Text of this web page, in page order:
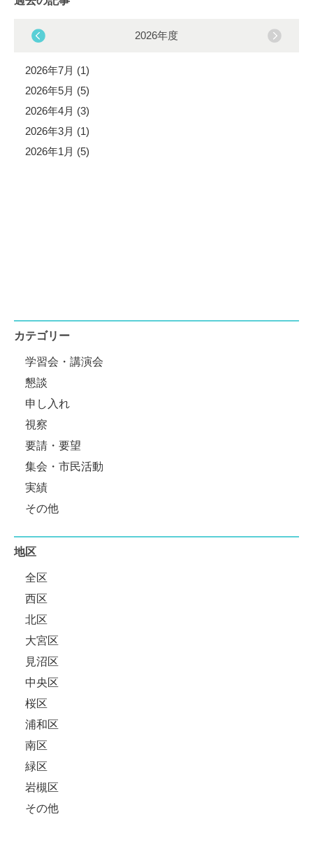
2026年度
2026年7月 (1)
2026年5月 (5)
2026年4月 (3)
2026年3月 (1)
2026年1月 (5)
カテゴリー
学習会・講演会
懇談
申し入れ
視察
要請・要望
集会・市民活動
実績
その他
地区
全区
西区
北区
大宮区
見沼区
中央区
桜区
浦和区
南区
緑区
岩槻区
その他